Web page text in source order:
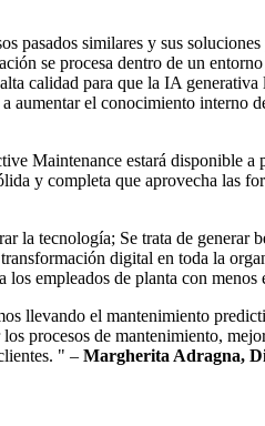
similares y sus
se procesa dentro de un
calidad para que la IA
aumentar el conocimiento
Maintenance estará disponible a
y completa que aprovecha las
tecnología; Se trata de
digital en toda la
empleados de planta con
llevando el mantenimiento
procesos de mantenimiento,
" – Margherita Adragna,